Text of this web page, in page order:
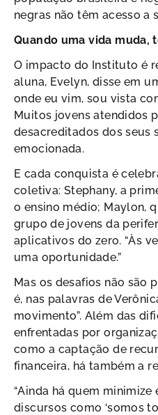
negras não têm acesso a
Quando uma vida muda,
O impacto do Instituto é
aluna, Evelyn, disse em
onde eu vim, sou vista
Muitos jovens atendidos
desacreditados dos seus
emocionada.
E cada conquista é
coletiva: Stephany, a
o ensino médio; Maylon,
grupo de jovens da
aplicativos do zero. “Às
uma oportunidade.”
Mas os desafios não são
é, nas palavras de
movimento”. Além das
enfrentadas por
como a captação de
financeira, há também a
“Ainda há quem
discursos como ‘somos